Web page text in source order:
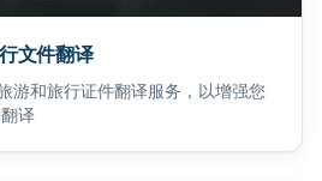
文件翻译
游和旅行证件翻译服务，以增强您
译